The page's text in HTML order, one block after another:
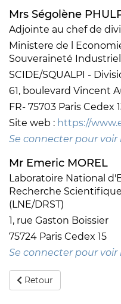
Mrs Ségolène
Adjointe au chef de
Ministere de l
Souveraineté
SCIDE/SQUALPI -
61, boulevard Vincent
FR- 75703 Paris Cedex
Site web : https://
Se connecter pour
Mr Emeric MOREL
Laboratoire National
Recherche
(LNE/DRST)
1, rue Gaston Boissier
75724 Paris Cedex 15
Se connecter pour
Retour